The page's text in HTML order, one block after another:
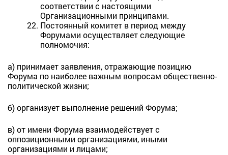
соответствии с настоящими
Организационными принципами.
Постоянный комитет в период между
Форумами осуществляет следующие
полномочия:
а) принимает заявления, отражающие позицию
Форума по наиболее важным вопросам общественно-
политической жизни;
б) организует выполнение решений Форума;
в) от имени Форума взаимодействует с
оппозиционными организациями, иными
организациями и лицами;